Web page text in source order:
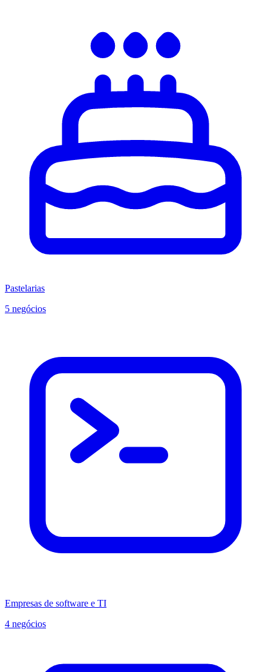
Pastelarias
5 negócios
Empresas de software e TI
4 negócios